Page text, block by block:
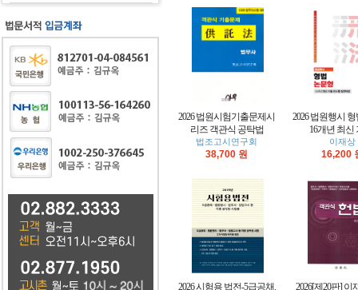
2026 법원시험기출문제시
리즈 객관식 공탁법
법조고시연구회
38,700 원
2026 법원행시
16개년 최신
이재상
16,200
2026 시험용 법전-5급공채.
2026[제20판] 이